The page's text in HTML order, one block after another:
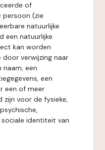
of
persoon (zie
natuurlijke
een natuurlijke
kan worden
verwijzing naar
een
een
een of meer
zijn voor de fysieke,
identiteit van